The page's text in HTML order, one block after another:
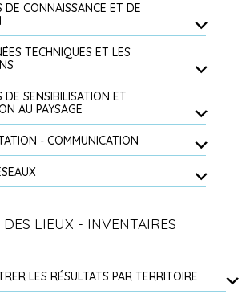
DE CONNAISSANCE ET DE
TECHNIQUES ET LES
DE SENSIBILISATION ET
AU PAYSAGE
- COMMUNICATION
DES LIEUX - INVENTAIRES
LES RÉSULTATS PAR TERRITOIRE